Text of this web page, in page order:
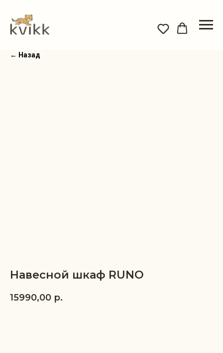
← Назад
Навесной шкаф RUNO
15990,00 р.